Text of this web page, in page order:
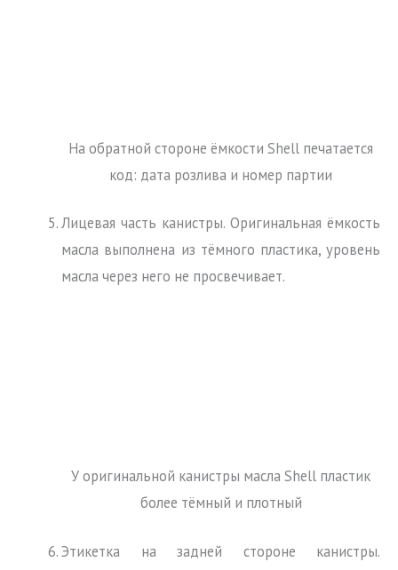
На обратной стороне ёмкости Shell печатается
код: дата розлива и номер партии
Лицевая часть канистры. Оригинальная ёмкость
масла выполнена из тёмного пластика, уровень
масла через него не просвечивает.
У оригинальной канистры масла Shell пластик
более тёмный и плотный
Этикетка на задней стороне канистры.